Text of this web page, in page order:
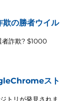
の勝者ウイル
者詐欺? $1000
スト
トリが発見されま